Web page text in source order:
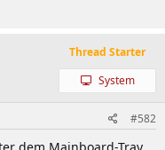
Thread Starter
System
#582